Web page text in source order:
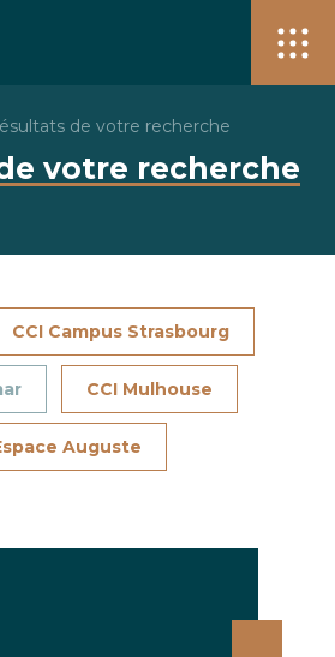
40 salles pour vos événements à
de votre recherche
votre recherche
CCI Campus Strasbourg
CCI Mulhouse
Auguste